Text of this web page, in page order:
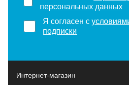
персональных данных
Я согласен с
подписки
Интернет-магазин